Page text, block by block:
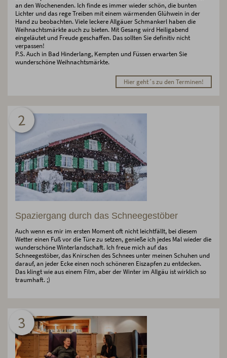
an den Wochenenden. Ich finde es immer wieder schön, die bunten
Lichter und das rege Treiben mit einem wärmenden Glühwein in der
Hand zu beobachten. Viele leckere Allgäuer Schmankerl haben die
Weihnachtsmärkte auch zu bieten. Mit Gesang wird Heiligabend
eingeläutet und Freude geschaffen. Das sollten Sie definitiv nicht
verpassen!
P.S. Auch in Bad Hinderlang, Kempten und Füssen erwarten Sie
wunderschöne Weihnachtsmärkte.
Hier geht´s zu den Terminen!
2
Spaziergang durch das Schneegestöber
Auch wenn es mir im ersten Moment oft nicht leichtfällt, bei diesem
Wetter einen Fuß vor die Türe zu setzen, genieße ich jedes Mal wieder die
wunderschöne Winterlandschaft. Ich freue mich auf das
Schneegestöber, das Knirschen des Schnees unter meinen Schuhen und
darauf, an jeder Ecke einen noch schöneren Eiszapfen zu entdecken.
Das klingt wie aus einem Film, aber der Winter im Allgäu ist wirklich so
traumhaft. ;)
3